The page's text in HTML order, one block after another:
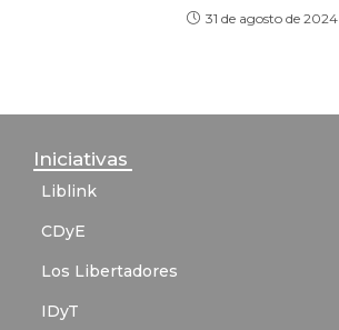
31 de agosto de 2024
Iniciativas
Liblink
CDyE
Los Libertadores
IDyT